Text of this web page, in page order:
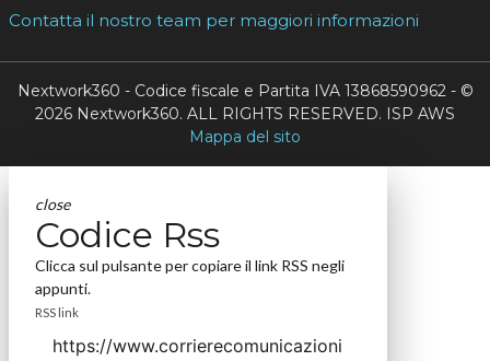
Contatta il nostro team per maggiori informazioni
Nextwork360 - Codice fiscale e Partita IVA 13868590962 - ©
2026 Nextwork360. ALL RIGHTS RESERVED. ISP AWS
Mappa del sito
close
Codice Rss
Clicca sul pulsante per copiare il link RSS negli
appunti.
RSS link